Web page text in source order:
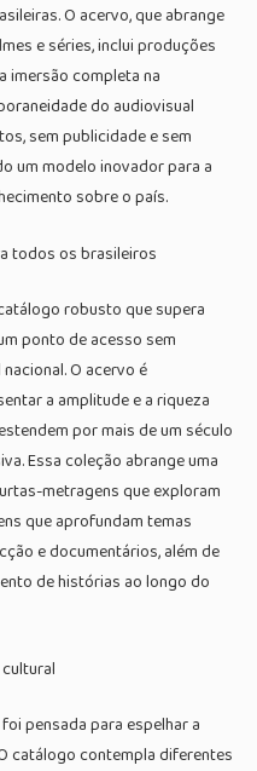
O acervo, que abrange
e séries, inclui produções
imersão completa na
do audiovisual
sem publicidade e sem
um modelo inovador para a
sobre o país.
todos os brasileiros
robusto que supera
ponto de acesso sem
O acervo é
a amplitude e a riqueza
por mais de um século
Essa coleção abrange uma
metragens que exploram
que aprofundam temas
e documentários, além de
de histórias ao longo do
pensada para espelhar a
catálogo contempla diferentes